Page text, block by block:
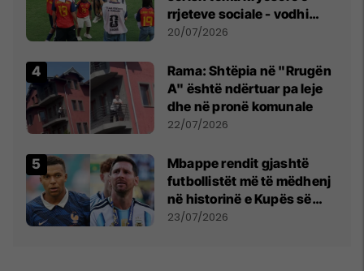
rrjeteve sociale - vodhi
vëmendjen pas finales së
20/07/2026
Rama: Shtëpia në "Rrugën
A" është ndërtuar pa leje
dhe në pronë komunale
22/07/2026
Mbappe rendit gjashtë
futbollistët më të mëdhenj
në historinë e Kupës së
Botës, Messi mbetet i dyti
23/07/2026